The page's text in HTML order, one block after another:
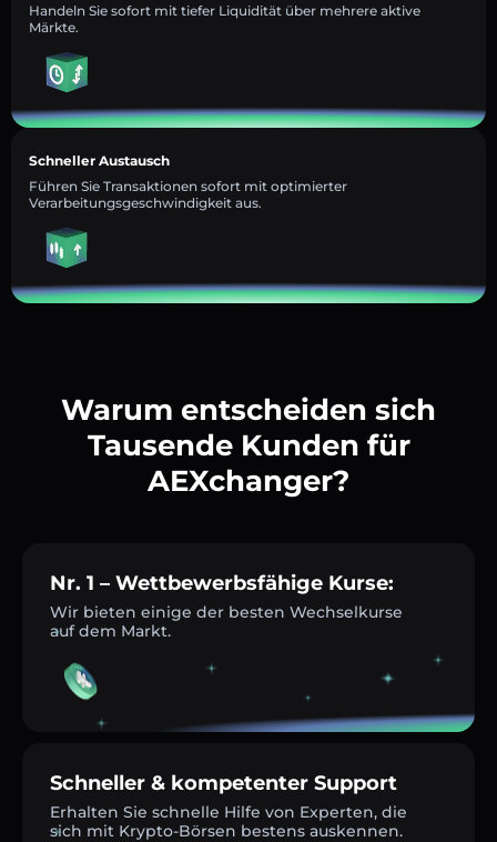
Handeln Sie sofort mit tiefer Liquidität über mehrere aktive
Märkte.
Schneller Austausch
Führen Sie Transaktionen sofort mit optimierter
Verarbeitungsgeschwindigkeit aus.
Warum entscheiden sich
Tausende Kunden für
AEXchanger?
Nr. 1 – Wettbewerbsfähige Kurse:
Wir bieten einige der besten Wechselkurse
auf dem Markt.
Schneller & kompetenter Support
Erhalten Sie schnelle Hilfe von Experten, die
sich mit Krypto-Börsen bestens auskennen.